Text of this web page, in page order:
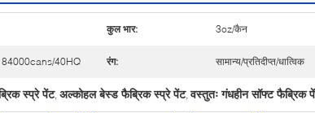
कुल भार: 3oz/कैन
40HQ रंग: सामान्य/प्रतिदीप्त/धात्विक
स्प्रे पेंट, अल्कोहल बेस्ड फैब्रिक स्प्रे पेंट,वस्तुतः गंधहीन सॉफ्ट फैब्रिक